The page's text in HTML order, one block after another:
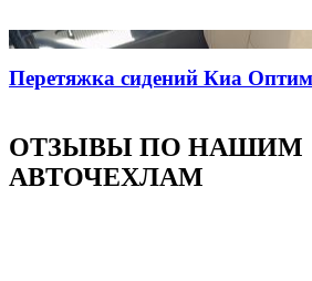
Перетяжка сидений Киа
ОТЗЫВЫ ПО НАШИМ
АВТОЧЕХЛАМ